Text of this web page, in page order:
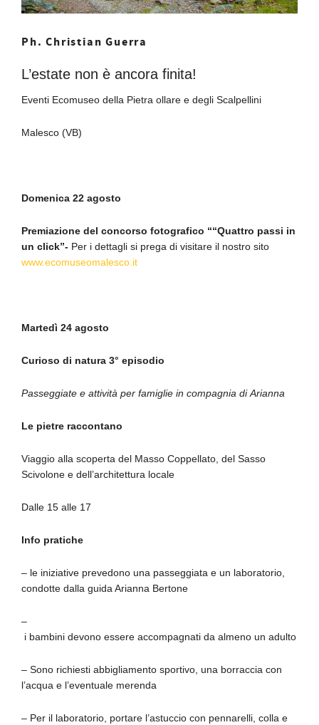
Ph. Christian Guerra
L’estate non è ancora finita!
Eventi Ecomuseo della Pietra ollare e degli Scalpellini
Malesco (VB)
Domenica 22 agosto
Premiazione del concorso fotografico ““Quattro passi in
un click”- Per i dettagli si prega di visitare il nostro sito
www.ecomuseomalesco.it
Martedì 24 agosto
Curioso di natura 3° episodio
Passeggiate e attività per famiglie in compagnia di Arianna
Le pietre raccontano
Viaggio alla scoperta del Masso Coppellato, del Sasso
Scivolone e dell’architettura locale
Dalle 15 alle 17
Info pratiche
– le iniziative prevedono una passeggiata e un laboratorio,
condotte dalla guida Arianna Bertone
–
i bambini devono essere accompagnati da almeno un adulto
– Sono richiesti abbigliamento sportivo, una borraccia con
l’acqua e l’eventuale merenda
– Per il laboratorio, portare l’astuccio con pennarelli, colla e